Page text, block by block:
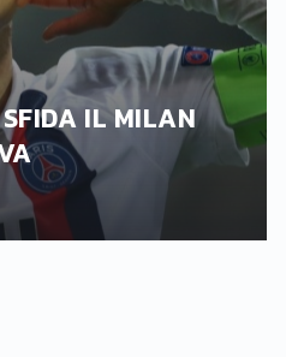
IL MILAN